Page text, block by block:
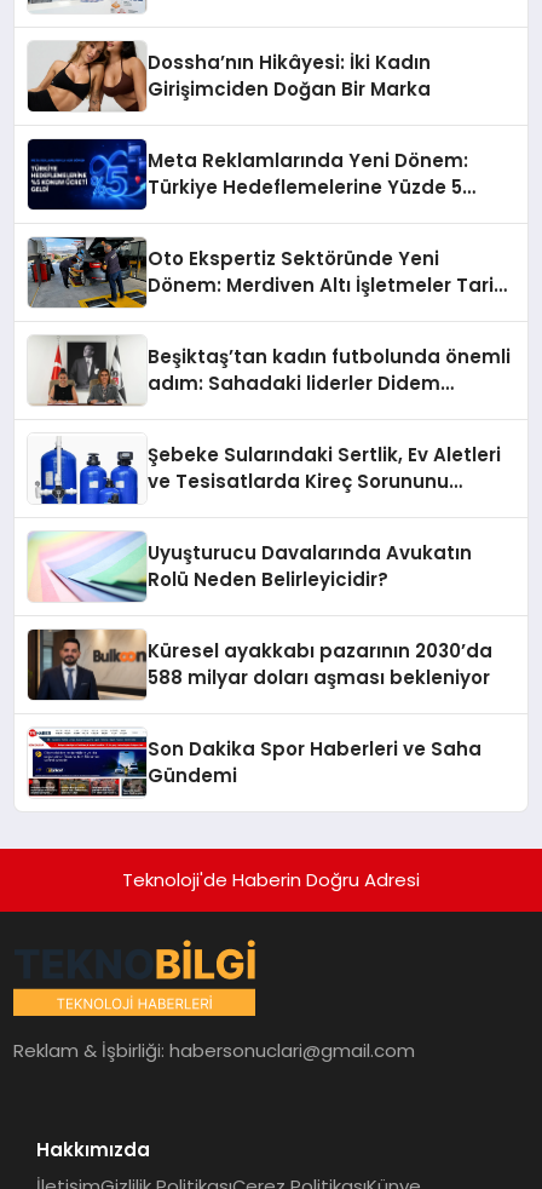
Dossha’nın Hikâyesi: İki Kadın
Girişimciden Doğan Bir Marka
Meta Reklamlarında Yeni Dönem:
Türkiye Hedeflemelerine Yüzde 5
Oto Ekspertiz Sektöründe Yeni
Dönem: Merdiven Altı İşletmeler Tarih
Beşiktaş’tan kadın futbolunda önemli
adım: Sahadaki liderler Didem
Şebeke Sularındaki Sertlik, Ev Aletleri
ve Tesisatlarda Kireç Sorununu
Uyuşturucu Davalarında Avukatın
Rolü Neden Belirleyicidir?
Küresel ayakkabı pazarının 2030’da
588 milyar doları aşması bekleniyor
Son Dakika Spor Haberleri ve Saha
Gündemi
Teknoloji'de Haberin Doğru Adresi
Reklam & İşbirliği:habersonuclari@gmail.com
Hakkımızda